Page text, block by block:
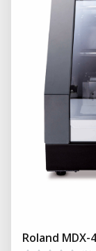
Roland MDX-